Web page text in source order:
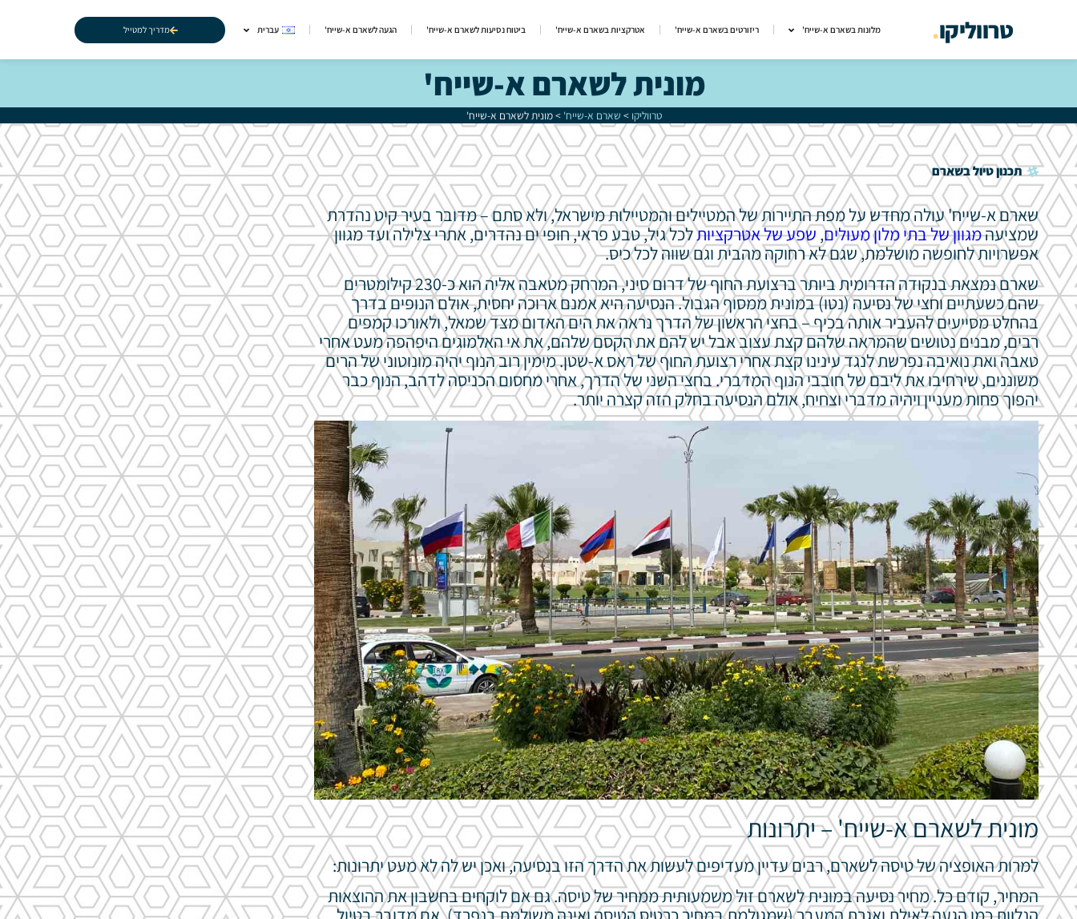
טרווליקו. מלונות בשארם א-שייח' ריזורטים בשארם א-שייח' אטרקציות בשארם א-שייח' ביטוח נסיעות לשארם א-שייח' הגעה לשארם א-שייח' עברית מדריך למטייל
מונית לשארם א-שייח'
טרווליקו > שארם א-שייח' >מונית לשארם א-שייח'
תכנון טיול בשארם
שארם א-שייח' עולה מחדש על מפת התיירות של המטיילים והמטיילות מישראל, ולא סתם – מדובר בעיר קיט נהדרת
שמציעהמגוון של בתי מלון מעולים, שפע של אטרקציותלכל גיל, טבע פראי, חופי ים נהדרים, אתרי צלילה ועד מגוון
אפשרויות לחופשה מושלמת, שגם לא רחוקה מהבית וגם שווה לכל כיס.
שארם נמצאת בנקודה הדרומית ביותר ברצועת החוף של דרום סיני, המרחק מטאבה אליה הוא כ-230 קילומטרים
שהם כשעתיים וחצי של נסיעה (נטו) במונית ממסוף הגבול. הנסיעה היא אמנם ארוכה יחסית, אולם הנופים בדרך
בהחלט מסייעים להעביר אותה בכיף – בחצי הראשון של הדרך נראה את הים האדום מצד שמאל, ולאורכו קמפים
רבים, מבנים נטושים שהמראה שלהם קצת עצוב אבל יש להם את הקסם שלהם, את אי האלמוגים היפהפה מעט אחרי
טאבה ואת נואיבה נפרשת לנגד עינינו קצת אחרי רצועת החוף של ראס א-שטן. מימין רוב הנוף יהיה מונוטוני של הרים
משוננים, שירחיבו את ליבם של חובבי הנוף המדברי. בחצי השני של הדרך, אחרי מחסום הכניסה לדהב, הנוף כבר
יהפוך פחות מעניין ויהיה מדברי וצחיח, אולם הנסיעה בחלק הזה קצרה יותר.
מונית לשארם א-שייח' – יתרונות
למרות האופציה של טיסה לשארם, רבים עדיין מעדיפים לעשות את הדרך הזו בנסיעה, ואכן יש לה לא מעט יתרונות:
המחיר, קודם כל. מחיר נסיעה במונית לשארם זול משמעותית ממחיר של טיסה. גם אם לוקחים בחשבון את ההוצאות